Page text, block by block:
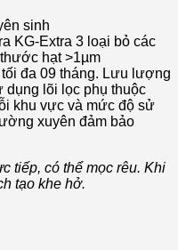
sinh
KG-Extra 3 loại bỏ các
hạt >1µm
đa 09 tháng. Lưu lượng
dụng lõi lọc phụ thuộc
khu vực và mức độ sử
xuyên đảm bảo
tiếp, có thể mọc rêu. Khi
tạo khe hở.